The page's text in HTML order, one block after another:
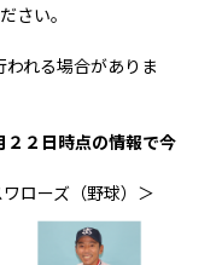
さい。
れる場合がありま
２日時点の情報で今
ローズ（野球）＞